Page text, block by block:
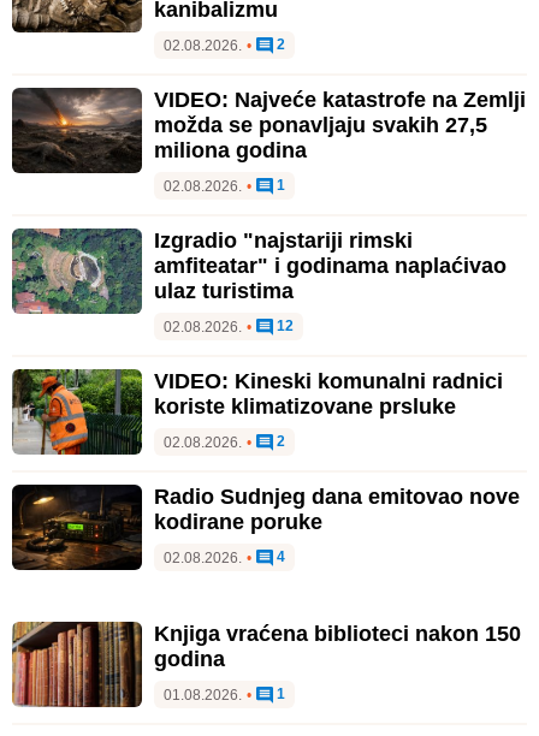
kanibalizmu
02.08.2026. • 2
VIDEO: Najveće katastrofe na Zemlji
možda se ponavljaju svakih 27,5
miliona godina
02.08.2026. • 1
Izgradio "najstariji rimski
amfiteatar" i godinama naplaćivao
ulaz turistima
02.08.2026. • 12
VIDEO: Kineski komunalni radnici
koriste klimatizovane prsluke
02.08.2026. • 2
Radio Sudnjeg dana emitovao nove
kodirane poruke
02.08.2026. • 4
Knjiga vraćena biblioteci nakon 150
godina
01.08.2026. • 1